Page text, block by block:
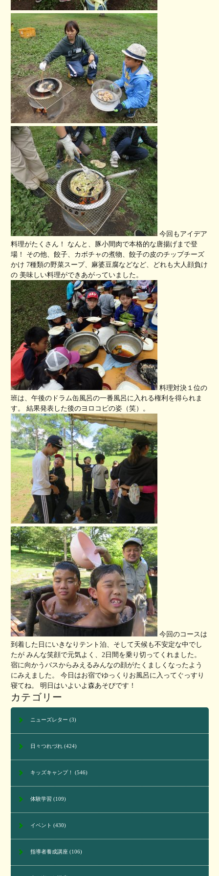
今回もアイデア
料理がたくさん！ なんと、豚小間肉で本格的な唐揚げまで登
場！ その他、餃子、カボチャの煮物、餃子の皮のチップチーズ
かけ 7種類の野菜スープ、麻婆豆腐などなど、どれも大人顔負け
の 美味しい料理ができあがっていました。
料理対決１位の
班は、午後のドラム缶風呂の一番風呂に入れる権利を得られま
す。 結果発表した後のヨロコビの姿（笑）。
今回のコースは
到着した日にいきなりテント泊、そして天候も不安定な中でし
たが みんな笑顔で元気よく、2日間を乗り切ってくれました。
宿に向かうバスからみえるみんなの顔がたくましくなったよう
にみえました。 今日はお宿でゆっくりお風呂に入ってぐっすり
寝てね。 明日はいよいよ森あそびです！
カテゴリー
ニューズレター (3)
日々つれづれ(424)
キッズキャンプ！ (546)
体験学習 (109)
イベント (430)
指導者養成講座(106)